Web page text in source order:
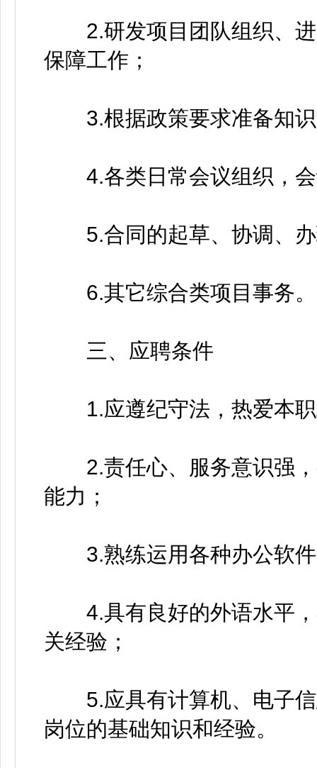
2.研发项目团队组织、进
保障工作；
3.根据政策要求准备知识
4.各类日常会议组织，会
5.合同的起草、协调、办
6.其它综合类项目事务。
三、应聘条件
1.应遵纪守法，热爱本职
2.责任心、服务意识强，
能力；
3.熟练运用各种办公软件
4.具有良好的外语水平，
关经验；
5.应具有计算机、电子信
岗位的基础知识和经验。